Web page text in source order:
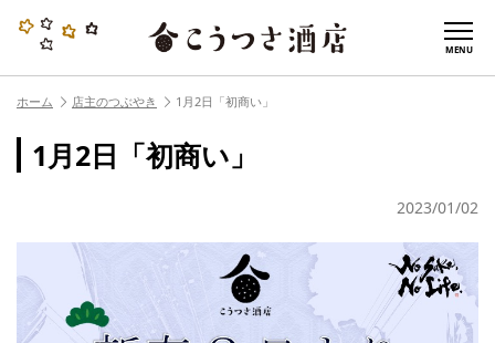
MENU
ホーム 店主のつぶやき 1月2日「初商い」
1月2日「初商い」
2023/01/02